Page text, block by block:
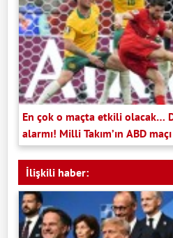
En çok o maçta etkili olacak…
alarmı! Milli Takım’ın ABD
İlişkili haber: